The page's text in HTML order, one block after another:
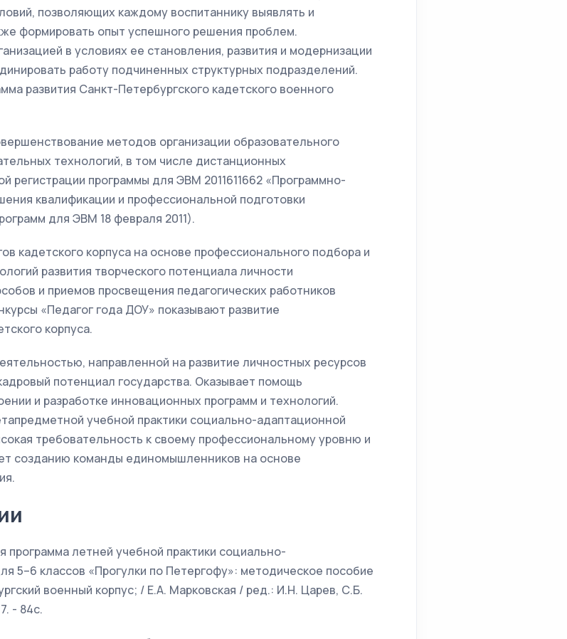
позволяющих каждому воспитаннику выявлять и
формировать опыт успешного решения проблем.
в условиях ее становления, развития и модернизации
работу подчиненных структурных подразделений.
развития Санкт-Петербургского кадетского военного
методов организации образовательного
технологий, в том числе дистанционных
регистрации программы для ЭВМ 2011611662 «Программно-
квалификации и профессиональной подготовки
для ЭВМ 18 февраля 2011).
кадетского корпуса на основе профессионального подбора и
развития творческого потенциала личности
и приемов просвещения педагогических работников
«Педагог года ДОУ» показывают развитие
корпуса.
направленной на развитие личностных ресурсов
потенциал государства. Оказывает помощь
и разработке инновационных программ и технологий.
учебной практики социально-адаптационной
требовательность к своему профессиональному уровню и
созданию команды единомышленников на основе
программа летней учебной практики социально-
5–6 классов «Прогулки по Петергофу»: методическое пособие
военный корпус; / Е.А. Марковская / ред.: И.Н. Царев, С.Б.
- 84с.